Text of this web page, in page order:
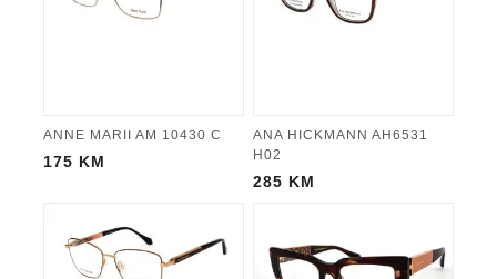
ANNE MARII AM 10430 C
175 KM
ANA HICKMANN AH6531
H02
285 KM